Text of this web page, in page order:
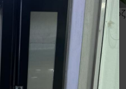
ΠΡΟΣΘΉΚΗ ΣΤΟ ΚΑΛΆΘΙ
Ανθοδέσμη Ροζ
35.00 €